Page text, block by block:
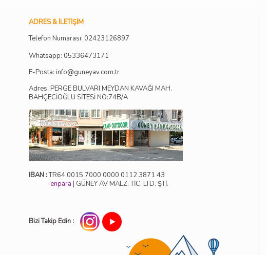
ADRES & İLETIŞIM
Telefon Numarası: 02423126897
Whatsapp: 05336473171
E-Posta: info@guneyav.com.tr
Adres: PERGE BULVARI MEYDAN KAVAĞI MAH.
BAHÇECİOĞLU SİTESİ NO:74B/A
IBAN :TR64 0015 7000 0000 0112 3871 43
enpara | GÜNEY AV MALZ. TİC. LTD. ŞTİ.
Bizi Takip Edin :